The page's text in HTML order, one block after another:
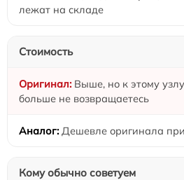
лежат на складе
Стоимость
Выше, но к этому
больше не возвращаетесь
Дешевле оригинала
Кому обычно советуем